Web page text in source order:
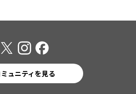
ュニティを見る